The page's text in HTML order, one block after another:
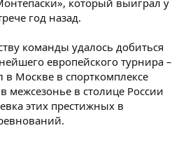
который выиграл у
год назад.
команды удалось добиться
европейского турнира –
Москве в спорткомплексе
в столице России
этих престижных в